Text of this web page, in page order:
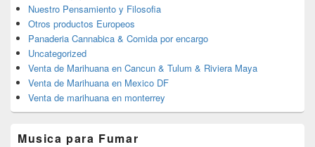
Nuestro Pensamiento y Filosofia
Otros productos Europeos
Panaderia Cannabica & Comida por encargo
Uncategorized
Venta de Marihuana en Cancun & Tulum & Riviera Maya
Venta de Marihuana en Mexico DF
Venta de marihuana en monterrey
Musica para Fumar